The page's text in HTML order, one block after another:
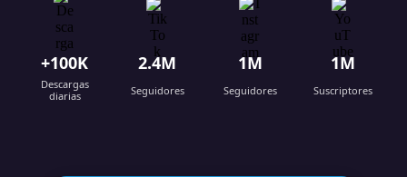
+100K
Descargas
diarias
2.4M
Seguidores
1M
Seguidores
1M
Suscriptores